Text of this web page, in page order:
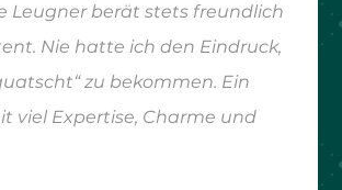
Leugner berät stets freundlich
Nie hatte ich den Eindruck,
zu bekommen. Ein
viel Expertise, Charme und